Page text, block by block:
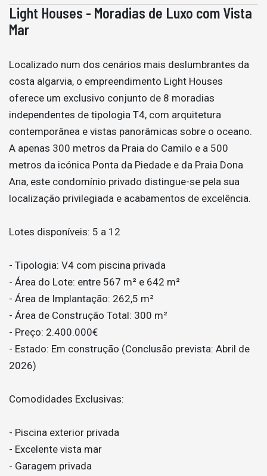
Light Houses - Moradias de Luxo com Vista
Mar
Localizado num dos cenários mais deslumbrantes da
costa algarvia, o empreendimento Light Houses
oferece um exclusivo conjunto de 8 moradias
independentes de tipologia T4, com arquitetura
contemporânea e vistas panorâmicas sobre o oceano.
A apenas 300 metros da Praia do Camilo e a 500
metros da icónica Ponta da Piedade e da Praia Dona
Ana, este condomínio privado distingue-se pela sua
localização privilegiada e acabamentos de excelência.
Lotes disponíveis: 5 a 12
- Tipologia: V4 com piscina privada
- Área do Lote: entre 567 m² e 642 m²
- Área de Implantação: 262,5 m²
- Área de Construção Total: 300 m²
- Preço: 2.400.000€
- Estado: Em construção (Conclusão prevista: Abril de
2026)
Comodidades Exclusivas:
- Piscina exterior privada
- Excelente vista mar
- Garagem privada